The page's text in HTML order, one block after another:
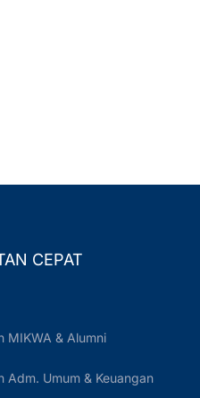
CEPAT
MIKWA & Alumni
Adm. Umum & Keuangan